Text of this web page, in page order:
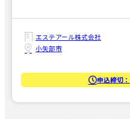
エステアール株式会社
小矢部市
申込締切：